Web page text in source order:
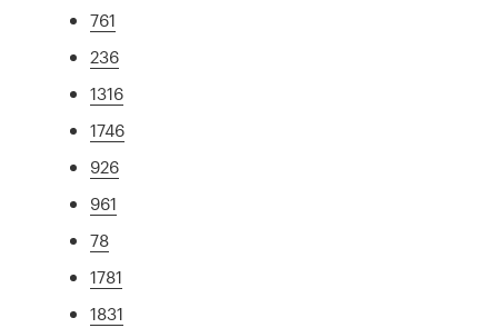
761
236
1316
1746
926
961
78
1781
1831